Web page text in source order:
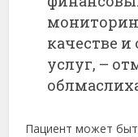
качестве
услуг, –
Пациент может